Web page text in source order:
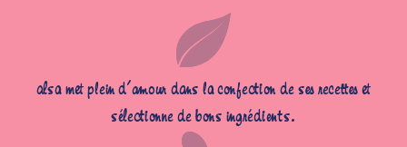
alsa met plein d’amour dans la confection de ses recettes et
sélectionne de bons ingrédients.